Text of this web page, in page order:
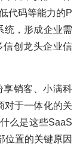
代码等能力的P
统，形成企业需
信创龙头企业信
享销客、小满科
对于一体化的关
么是这些SaaS
位置的关键原因